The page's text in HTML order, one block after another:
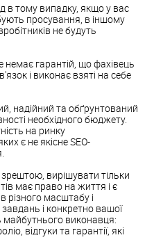
в тому випадку, якщо у вас
просування, в іншому
не будуть
гарантій, що фахівець
і виконає взяті на себе
надійний та обґрунтований
необхідного бюджету.
на ринку
є не якісне SEO-
вирішувати тільки
має право на життя і є
масштабу і
і конкретно вашої
майбутнього виконавця:
відгуки та гарантії, які